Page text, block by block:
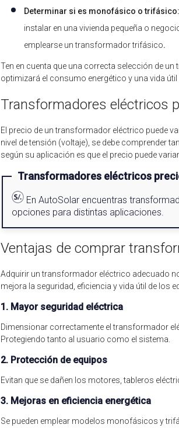
Determinar si es monofásico o trifásico:
instalar en una vivienda pequeña o
emplearse un transformador trifásico.
Ten en cuenta que una correcta selección de
optimizará el consumo energético y una vida
Transformadores eléctricos
El precio de un transformador eléctrico puede
nivel de tensión (voltaje), se debe comprender
según su aplicación es que el precio puede
Transformadores eléctricos
En AutoSolar encuentras
opciones para distintas aplicaciones.
Ventajas de comprar
Adquirir un transformador eléctrico adecuado
mejora la seguridad, eficiencia y vida útil de los
1. Mayor seguridad eléctrica
Dimensionar correctamente el transformador
Protegiendo tanto al usuario como el sistema.
2. Protección de equipos
Evitan que se dañen los motores, tableros
3. Mejoras en eficiencia energética
Se pueden emplear modelos monofásicos y